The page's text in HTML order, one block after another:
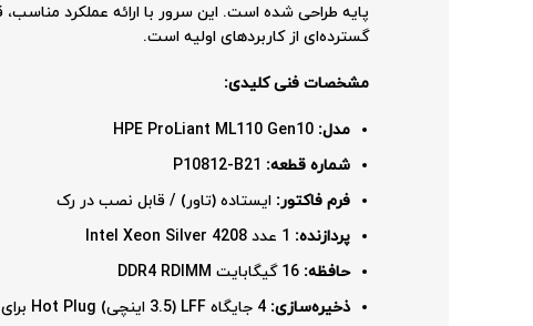
پایه طراحی شده است. این سرور با ارائه عملکرد
گسترده‌ای از کاربردهای اولیه است.
مشخصات فنی کلیدی:
مدل:
شماره قطعه:
فرم فاکتور: ایستاده (تاور) / قابل نصب در رک
پردازنده:
حافظه:
ذخیره‌سازی: